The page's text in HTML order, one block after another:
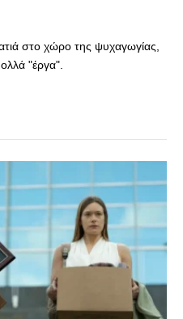
στο χώρο της ψυχαγωγίας,
"έργα".